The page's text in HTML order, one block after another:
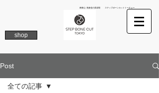
南青山 表参道の美容院 ステップボーンカットトーキョー
shop
Post
全ての記事